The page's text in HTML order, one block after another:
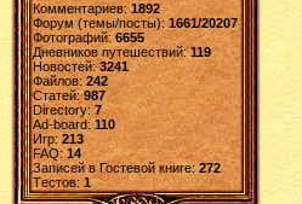
Комментариев: 1892
Форум (темы/посты):1661/20207
Фотографий:6655
Дневников путешествий:119
Новостей:3241
Файлов: 242
Статей:987
Directory: 7
Ad-board:110
Игр: 213
FAQ:14
Записей в Гостевой книге:272
Tестов: 1